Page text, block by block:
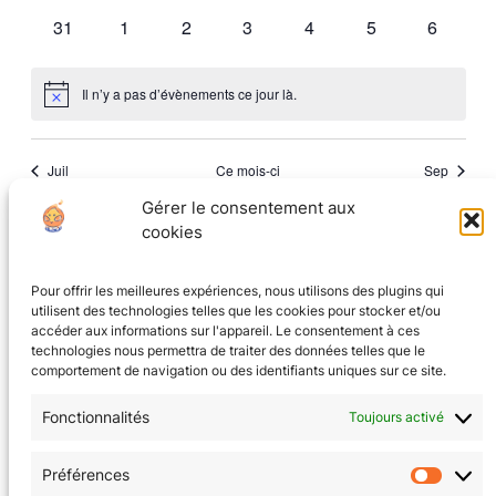
Gérer le consentement aux
cookies
Pour offrir les meilleures expériences, nous utilisons des plugins qui
utilisent des technologies telles que les cookies pour stocker et/ou
accéder aux informations sur l'appareil. Le consentement à ces
technologies nous permettra de traiter des données telles que le
comportement de navigation ou des identifiants uniques sur ce site.
Fonctionnalités Toujours activé
Préférences
0
31
0
1
0
2
0
3
0
4
0
5
0
6
Notice Il n’y a pas d’évènements ce jour là.
Juil Ce mois-ci Sep
S’abonner au calendrier